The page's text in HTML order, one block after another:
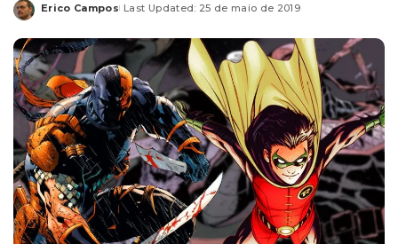
Posted
Erico Campos Last Updated: 25 de maio de 2019